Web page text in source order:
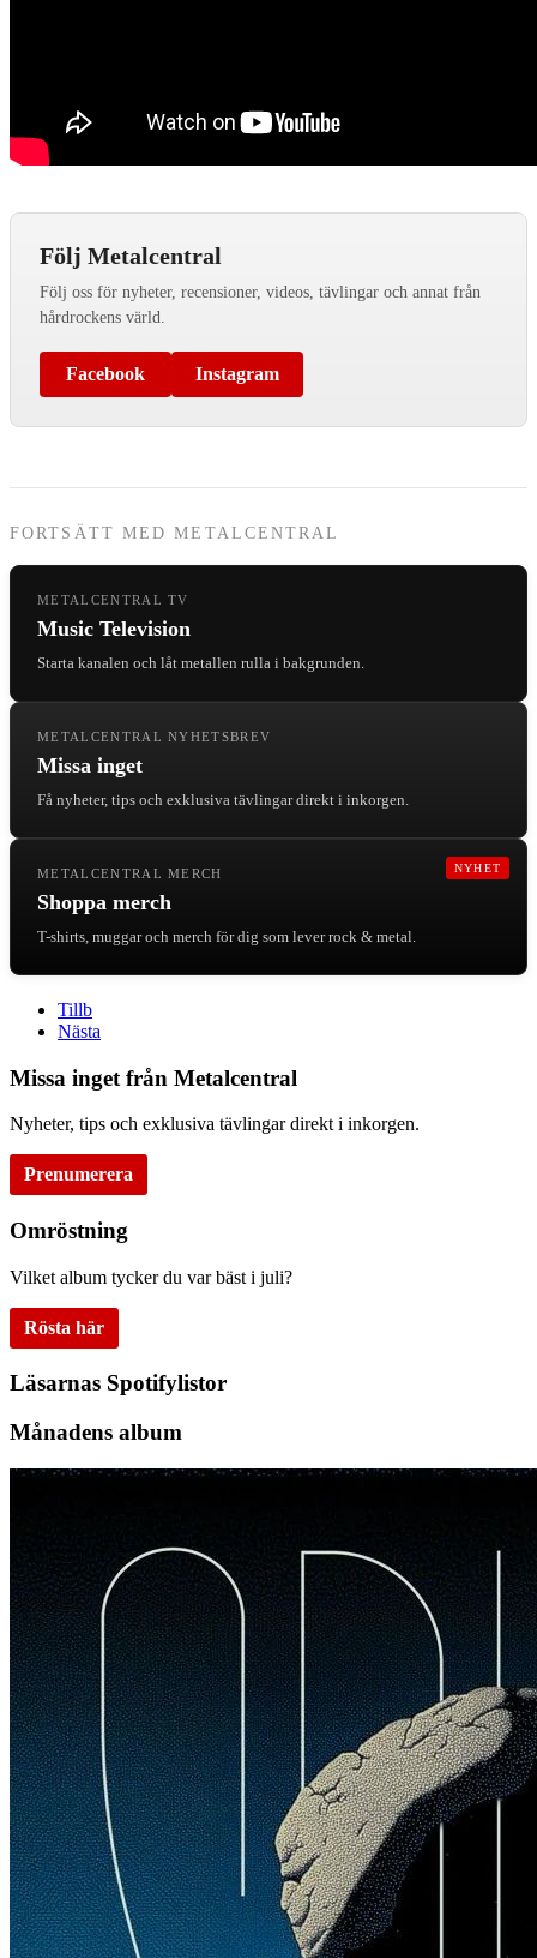
Följ Metalcentral
Följ oss för nyheter, recensioner, videos, tävlingar och annat från
hårdrockens värld.
Facebook Instagram
FORTSÄTT MED METALCENTRAL
METALCENTRAL TV
Music Television
Starta kanalen och låt metallen rulla i bakgrunden.
METALCENTRAL NYHETSBREV
Missa inget
Få nyheter, tips och exklusiva tävlingar direkt i inkorgen.
NYHET
METALCENTRAL MERCH
Shoppa merch
T-shirts, muggar och merch för dig som lever rock & metal.
Tillb
Nästa
Missa inget från Metalcentral
Nyheter, tips och exklusiva tävlingar direkt i inkorgen.
Prenumerera
Omröstning
Vilket album tycker du var bäst i juli?
Rösta här
Läsarnas Spotifylistor
Månadens album